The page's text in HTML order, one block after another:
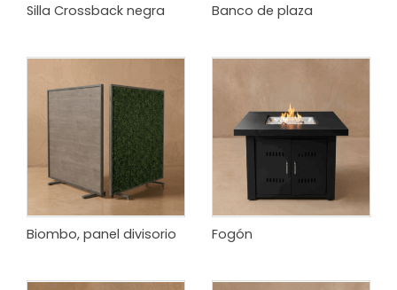
Silla Crossback negra Banco de plaza
Biombo, panel divisorio Fogón